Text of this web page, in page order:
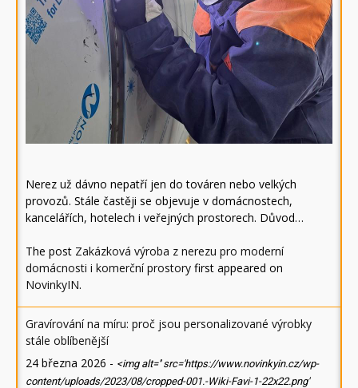
Nerez už dávno nepatří jen do továren nebo velkých
provozů. Stále častěji se objevuje v domácnostech,
kancelářích, hotelech i veřejných prostorech. Důvod…
The post Zakázková výroba z nerezu pro moderní
domácnosti i komerční prostory first appeared on
NovinkyIN.
Gravírování na míru: proč jsou personalizované výrobky
stále oblíbenější
24 března 2026 - <img alt='' src='https://www.novinkyin.cz/wp-
content/uploads/2023/08/cropped-001.-Wiki-Favi-1-22x22.png'